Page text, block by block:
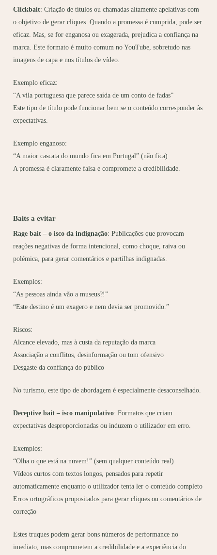
Clickbait: Criação de títulos ou chamadas altamente apelativas com
o objetivo de gerar cliques. Quando a promessa é cumprida, pode ser
eficaz. Mas, se for enganosa ou exagerada, prejudica a confiança na
marca. Este formato é muito comum no YouTube, sobretudo nas
imagens de capa e nos títulos de vídeo.
Exemplo eficaz:
“A vila portuguesa que parece saída de um conto de fadas”
Este tipo de título pode funcionar bem se o conteúdo corresponder às
expectativas.
Exemplo enganoso:
“A maior cascata do mundo fica em Portugal” (não fica)
A promessa é claramente falsa e compromete a credibilidade.
Baits a evitar
Rage bait – o isco da indignação: Publicações que provocam
reações negativas de forma intencional, como choque, raiva ou
polémica, para gerar comentários e partilhas indignadas.
Exemplos:
“As pessoas ainda vão a museus?!”
“Este destino é um exagero e nem devia ser promovido.”
Riscos:
Alcance elevado, mas à custa da reputação da marca
Associação a conflitos, desinformação ou tom ofensivo
Desgaste da confiança do público
No turismo, este tipo de abordagem é especialmente desaconselhado.
Deceptive bait – isco manipulativo: Formatos que criam
expectativas desproporcionadas ou induzem o utilizador em erro.
Exemplos:
“Olha o que está na nuvem!” (sem qualquer conteúdo real)
Vídeos curtos com textos longos, pensados para repetir
automaticamente enquanto o utilizador tenta ler o conteúdo completo
Erros ortográficos propositados para gerar cliques ou comentários de
correção
Estes truques podem gerar bons números de performance no
imediato, mas comprometem a credibilidade e a experiência do